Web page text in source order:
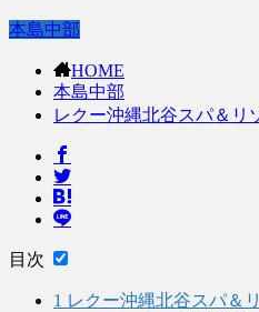
本島中部
HOME
本島中部
レクー沖縄北谷スパ＆リ
目次
1 レクー沖縄北谷スパ＆